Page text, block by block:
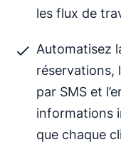
les flux de
Automatisez
réservations,
par SMS et
informations
que chaque